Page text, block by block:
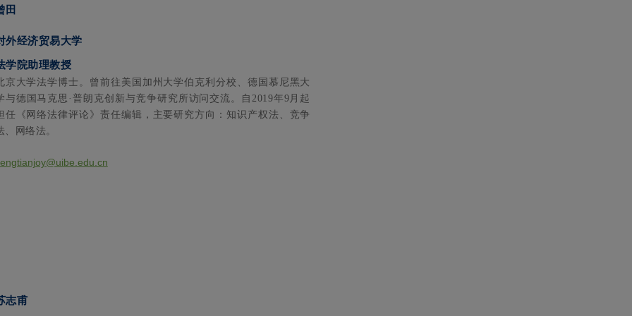
田
外经济贸易大学
学院助理教授
京大学法学博士。曾前往美国加州大学伯克利分校、德国慕尼黑大
与德国马克思·普朗克创新与竞争研究所访问交流。自2019年9月起
任《网络法律评论》责任编辑，主要研究方向：知识产权法、竞争
、网络法。
志甫